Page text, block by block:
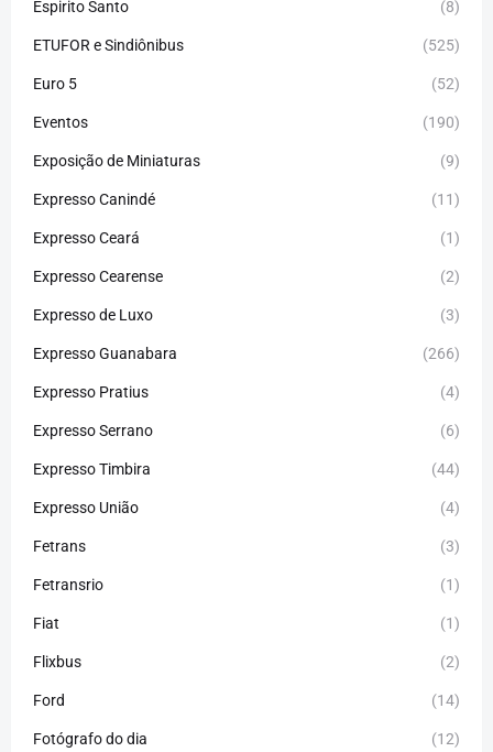
Espirito Santo (8)
ETUFOR e Sindiônibus (525)
Euro 5 (52)
Eventos (190)
Exposição de Miniaturas (9)
Expresso Canindé (11)
Expresso Ceará (1)
Expresso Cearense (2)
Expresso de Luxo (3)
Expresso Guanabara (266)
Expresso Pratius (4)
Expresso Serrano (6)
Expresso Timbira (44)
Expresso União (4)
Fetrans (3)
Fetransrio (1)
Fiat (1)
Flixbus (2)
Ford (14)
Fotógrafo do dia (12)